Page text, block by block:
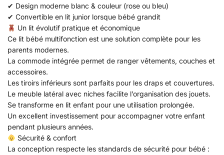
✔ Design moderne blanc & couleur (rose ou bleu)
✔ Convertible en lit junior lorsque bébé grandit
Un lit évolutif pratique et économique
Ce lit bébé multifonction est une solution complète pour les
parents modernes.
La commode intégrée permet de ranger vêtements, couches et
accessoires.
Les tiroirs inférieurs sont parfaits pour les draps et couvertures.
Le meuble latéral avec niches facilite l’organisation des jouets.
Se transforme en lit enfant pour une utilisation prolongée.
Un excellent investissement pour accompagner votre enfant
pendant plusieurs années.
Sécurité & confort
La conception respecte les standards de sécurité pour bébé :